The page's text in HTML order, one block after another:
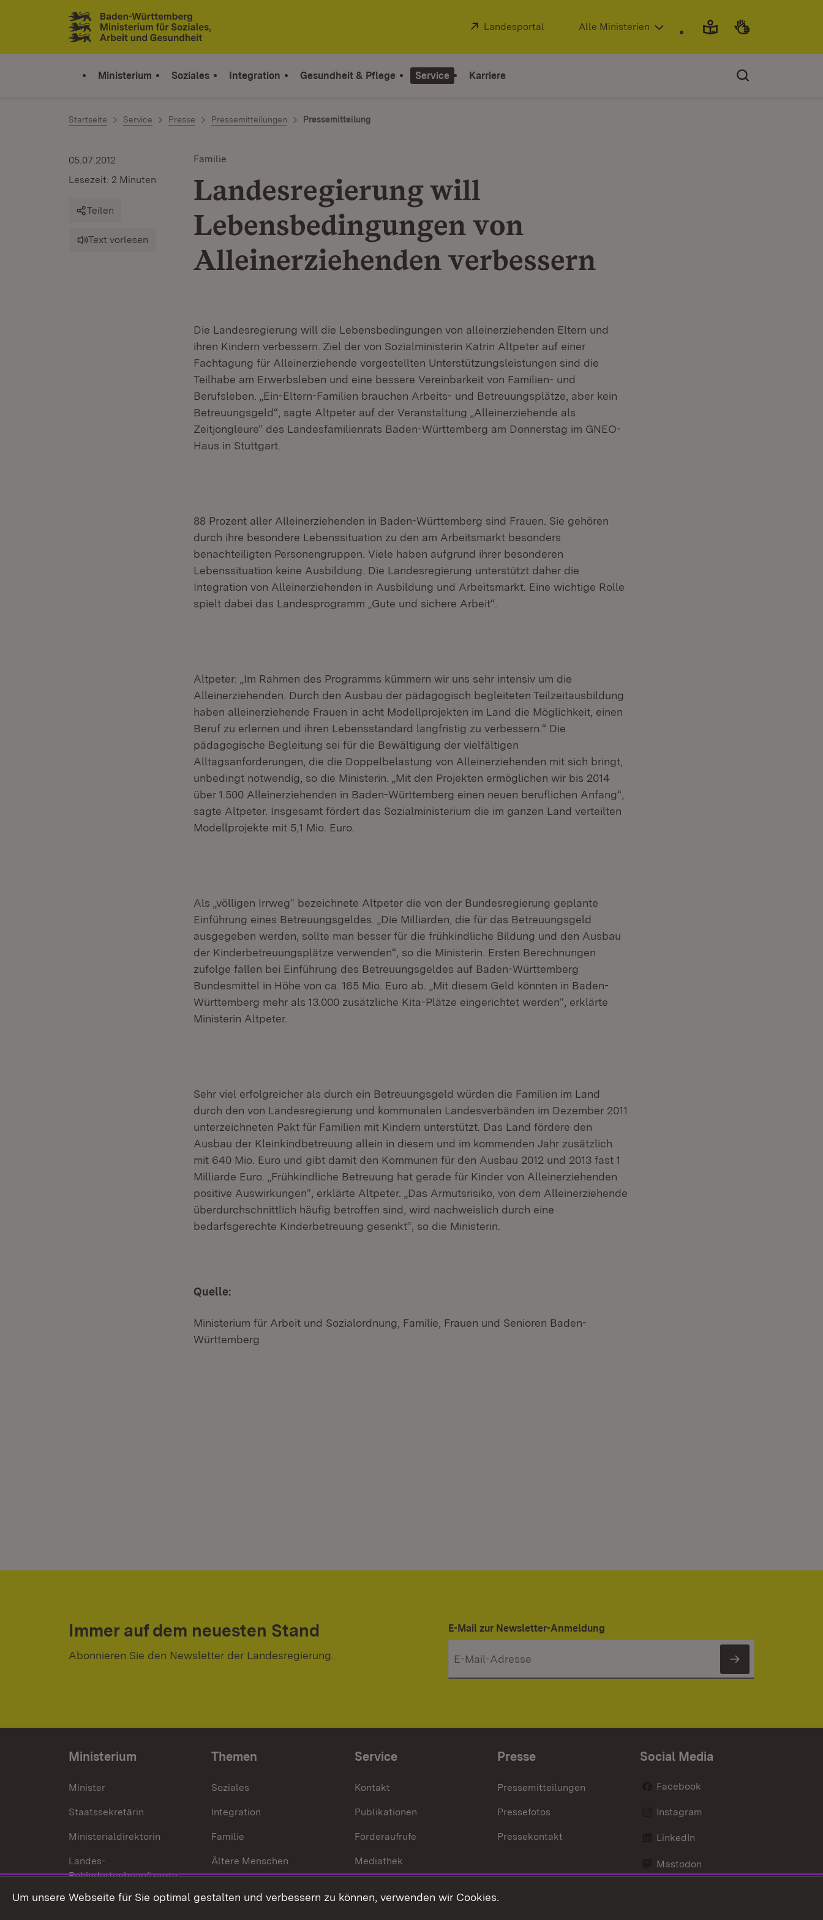
Zum Inhalt springen
Link zur Startseite
Extern:
Landesportal (Öffnet in neuem Fenster)
Alle Ministerien
Ministerium Soziales Integration Gesundheit & Pflege Service Karriere
Startseite Service Presse Pressemitteilungen Pressemitteilung
Familie
Landesregierung will
Lebensbedingungen von
Alleinerziehenden verbessern
05.07.2012
Lesezeit: 2 Minuten
Teilen
Text vorlesen
Die Landesregierung will die Lebensbedingungen von alleinerziehenden Eltern und
ihren Kindern verbessern. Ziel der von Sozialministerin Katrin Altpeter auf einer
Fachtagung für Alleinerziehende vorgestellten Unterstützungsleistungen sind die
Teilhabe am Erwerbsleben und eine bessere Vereinbarkeit von Familien- und
Berufsleben. „Ein-Eltern-Familien brauchen Arbeits- und Betreuungsplätze, aber kein
Betreuungsgeld“, sagte Altpeter auf der Veranstaltung „Alleinerziehende als
Zeitjongleure“ des Landesfamilienrats Baden-Württemberg am Donnerstag im GNEO-
Haus in Stuttgart.
88 Prozent aller Alleinerziehenden in Baden-Württemberg sind Frauen. Sie gehören
durch ihre besondere Lebenssituation zu den am Arbeitsmarkt besonders
benachteiligten Personengruppen. Viele haben aufgrund ihrer besonderen
Lebenssituation keine Ausbildung. Die Landesregierung unterstützt daher die
Integration von Alleinerziehenden in Ausbildung und Arbeitsmarkt. Eine wichtige Rolle
spielt dabei das Landesprogramm „Gute und sichere Arbeit“.
Altpeter: „Im Rahmen des Programms kümmern wir uns sehr intensiv um die
Alleinerziehenden. Durch den Ausbau der pädagogisch begleiteten Teilzeitausbildung
haben alleinerziehende Frauen in acht Modellprojekten im Land die Möglichkeit, einen
Beruf zu erlernen und ihren Lebensstandard langfristig zu verbessern.“ Die
pädagogische Begleitung sei für die Bewältigung der vielfältigen
Alltagsanforderungen, die die Doppelbelastung von Alleinerziehenden mit sich bringt,
unbedingt notwendig, so die Ministerin. „Mit den Projekten ermöglichen wir bis 2014
über 1.500 Alleinerziehenden in Baden-Württemberg einen neuen beruflichen Anfang“,
sagte Altpeter. Insgesamt fördert das Sozialministerium die im ganzen Land verteilten
Modellprojekte mit 5,1 Mio. Euro.
Als „völligen Irrweg“ bezeichnete Altpeter die von der Bundesregierung geplante
Einführung eines Betreuungsgeldes. „Die Milliarden, die für das Betreuungsgeld
ausgegeben werden, sollte man besser für die frühkindliche Bildung und den Ausbau
der Kinderbetreuungsplätze verwenden“, so die Ministerin. Ersten Berechnungen
zufolge fallen bei Einführung des Betreuungsgeldes auf Baden-Württemberg
Bundesmittel in Höhe von ca. 165 Mio. Euro ab. „Mit diesem Geld könnten in Baden-
Württemberg mehr als 13.000 zusätzliche Kita-Plätze eingerichtet werden“, erklärte
Ministerin Altpeter.
Sehr viel erfolgreicher als durch ein Betreuungsgeld würden die Familien im Land
durch den von Landesregierung und kommunalen Landesverbänden im Dezember 2011
unterzeichneten Pakt für Familien mit Kindern unterstützt. Das Land fördere den
Ausbau der Kleinkindbetreuung allein in diesem und im kommenden Jahr zusätzlich
mit 640 Mio. Euro und gibt damit den Kommunen für den Ausbau 2012 und 2013 fast 1
Milliarde Euro. „Frühkindliche Betreuung hat gerade für Kinder von Alleinerziehenden
positive Auswirkungen“, erklärte Altpeter. „Das Armutsrisiko, von dem Alleinerziehende
überdurchschnittlich häufig betroffen sind, wird nachweislich durch eine
bedarfsgerechte Kinderbetreuung gesenkt“, so die Ministerin.
Quelle:
Ministerium für Arbeit und Sozialordnung, Familie, Frauen und Senioren Baden-
Württemberg
Immer auf dem neuesten Stand
Abonnieren Sie den Newsletter der Landesregierung.
E-Mail zur Newsletter-Anmeldung
Newsletter
Ministerium
Minister
Staatssekretärin
Ministerialdirektorin
Landes-
Behindertenbeauftragte
Bürgerreferent
Themen
Soziales
Integration
Familie
Ältere Menschen
Behinderungen
Service
Kontakt
Publikationen
Förderaufrufe
Mediathek
Presse
Pressemitteilungen
Pressefotos
Pressekontakt
Social Media
Facebook
Instagram
LinkedIn
Mastodon
Um unsere Webseite für Sie optimal gestalten und verbessern zu können, verwenden wir Cookies.